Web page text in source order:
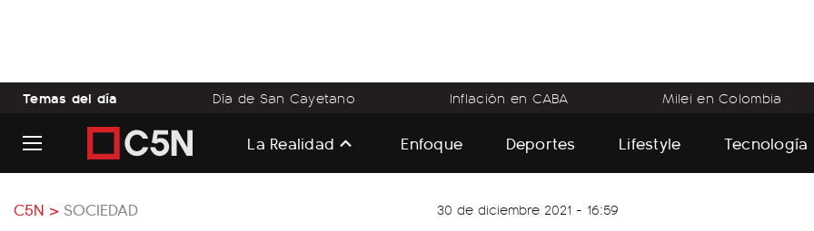
Temas del día Día de San Cayetano Inflación en CABA Milei en Colombia
La Realidad Enfoque Deportes Lifestyle Tecnología
C5N > SOCIEDAD 30 de diciembre 2021 - 16:59